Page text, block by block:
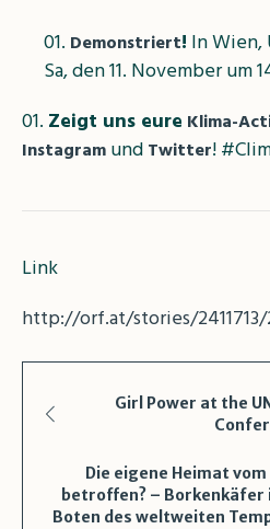
Demonstriert! In Wien,
Sa, den 11. November um
Zeigt uns eure Klima-
InstagramundTwitter!
Link
http://orf.at/stories/2411713/
Girl Power at the
Die eigene Heimat vom
betroffen? – Borkenkäfer
Boten des weltweiten